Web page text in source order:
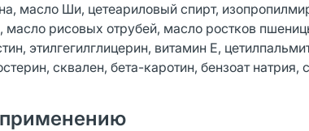
масло Ши, цетеариловый спирт,
рисовых отрубей, масло ростков
этилгегилглицерин, витамин Е,
сквален, бета-каротин, бензоат